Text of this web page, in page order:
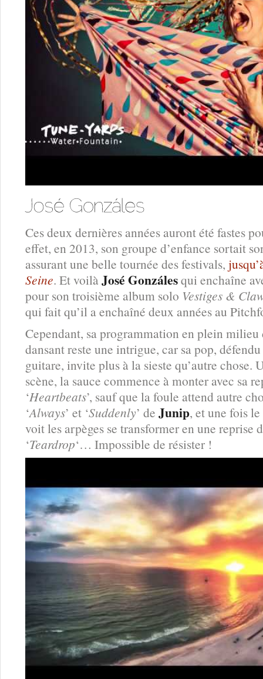
Ces deux dernières années auront été fastes
effet, en 2013, son groupe d’enfance sortait
assurant une belle tournée des festivals,
Seine. Et voilàJosé Gonzálesqui enchaîne
pour son troisième album solo Vestiges &
qui fait qu’il a enchaîné deux années au
Cependant, sa programmation en plein milieu
dansant reste une intrigue, car sa pop,
guitare, invite plus à la sieste qu’autre chose.
scène, la sauce commence à monter avec sa
‘Heartbeats’, sauf que la foule attend autre
‘Always’ et ‘Suddenly’ de Junip, et une fois
voit les arpèges se transformer en une reprise
‘Teardrop‘… Impossible de résister !